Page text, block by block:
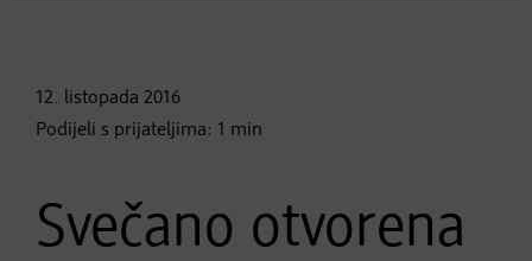
12. listopada 2016
Podijeli s prijateljima: 1 min
Svečano otvorena